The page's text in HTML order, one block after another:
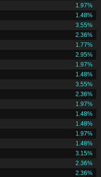
1.97%
1.48%
3.55%
2.36%
1.77%
2.95%
1.97%
1.48%
3.55%
2.36%
1.97%
1.48%
1.48%
1.97%
1.48%
3.15%
2.36%
2.36%